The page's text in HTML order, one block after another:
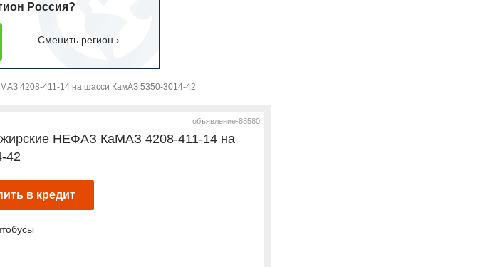
Россия?
Сменить регион ›
4208-411-14 на шасси КамАЗ 5350-3014-42
НЕФАЗ КаМАЗ 4208-411-14 на
42
в кредит
объявление-88580